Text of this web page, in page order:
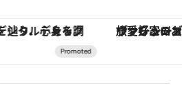
。旅愛好家のお気に入りコレクションから、ジェンダーレスな新作が登場